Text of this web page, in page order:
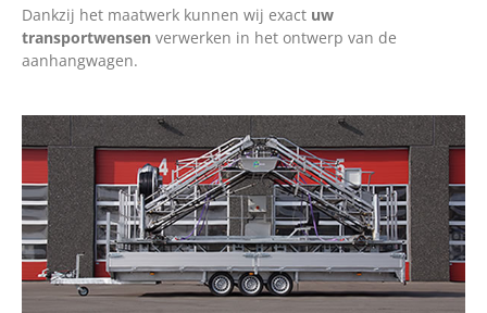
Dankzij het maatwerk kunnen wij exact uw
transportwensen verwerken in het ontwerp van de
aanhangwagen.